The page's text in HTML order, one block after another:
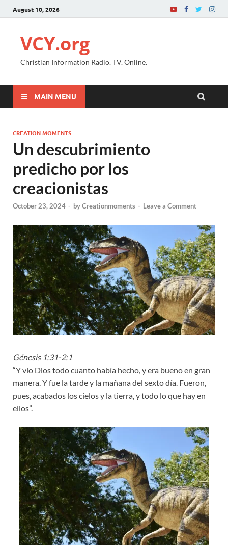
August 10, 2026
VCY.org
Christian Information Radio. TV. Online.
MAIN MENU
CREATION MOMENTS
Un descubrimiento
predicho por los
creacionistas
October 23, 2024 - byCreationmoments - Leave a Comment
Génesis 1:31-2:1
“Y vio Dios todo cuanto había hecho, y era bueno en gran
manera. Y fue la tarde y la mañana del sexto día. Fueron,
pues, acabados los cielos y la tierra, y todo lo que hay en
ellos”.